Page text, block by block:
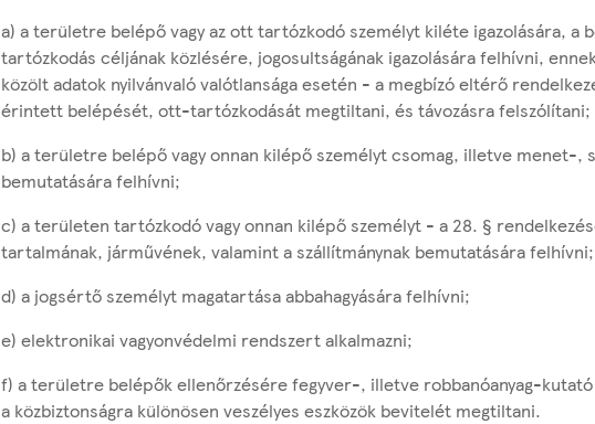
a) a területre belépő vagy az ott tartózkodó személyt kiléte igazolására, a
tartózkodás céljának közlésére, jogosultságának igazolására felhívni,
közölt adatok nyilvánvaló valótlansága esetén - a megbízó eltérő
érintett belépését, ott-tartózkodását megtiltani, és távozásra felszólítani;
b) a területre belépő vagy onnan kilépő személyt csomag, illetve menet-,
bemutatására felhívni;
c) a területen tartózkodó vagy onnan kilépő személyt - a 28. §
tartalmának, járművének, valamint a szállítmánynak bemutatására felhívni;
d) a jogsértő személyt magatartása abbahagyására felhívni;
e) elektronikai vagyonvédelmi rendszert alkalmazni;
f) a területre belépők ellenőrzésére fegyver-, illetve robbanóanyag-
a közbiztonságra különösen veszélyes eszközök bevitelét megtiltani.